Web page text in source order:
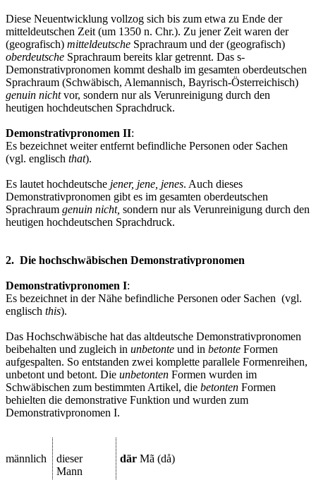
Diese Neuentwicklung vollzog sich bis zum etwa zu Ende der
mitteldeutschen Zeit (um 1350 n. Chr.). Zu jener Zeit waren der
(geografisch) mitteldeutsche Sprachraum und der (geografisch)
oberdeutsche Sprachraum bereits klar getrennt. Das s-
Demonstrativpronomen kommt deshalb im gesamten oberdeutschen
Sprachraum (Schwäbisch, Alemannisch, Bayrisch-Österreichisch)
genuin nichtvor, sondern nur als Verunreinigung durch den
heutigen hochdeutschen Sprachdruck.
Demonstrativpronomen II:
Es bezeichnet weiter entfernt befindliche Personen oder Sachen
(vgl. englisch that).
Es lautet hochdeutsche jener, jene, jenes. Auch dieses
Demonstrativpronomen gibt es im gesamten oberdeutschen
Sprachraum genuin nicht, sondern nur als Verunreinigung durch den
heutigen hochdeutschen Sprachdruck.
2. Die hochschwäbischen Demonstrativpronomen
Demonstrativpronomen I:
Es bezeichnet in der Nähe befindliche Personen oder Sachen (vgl.
englisch this).
Das Hochschwäbische hat das altdeutsche Demonstrativpronomen
beibehalten und zugleich in unbetonte und in betonte Formen
aufgespalten. So entstanden zwei komplette parallele Formenreihen,
unbetont und betont. Die unbetonten Formen wurden im
Schwäbischen zum bestimmten Artikel, die betonten Formen
behielten die demonstrative Funktion und wurden zum
Demonstrativpronomen I.
männlich
dieser
Mann
där Mã (då)